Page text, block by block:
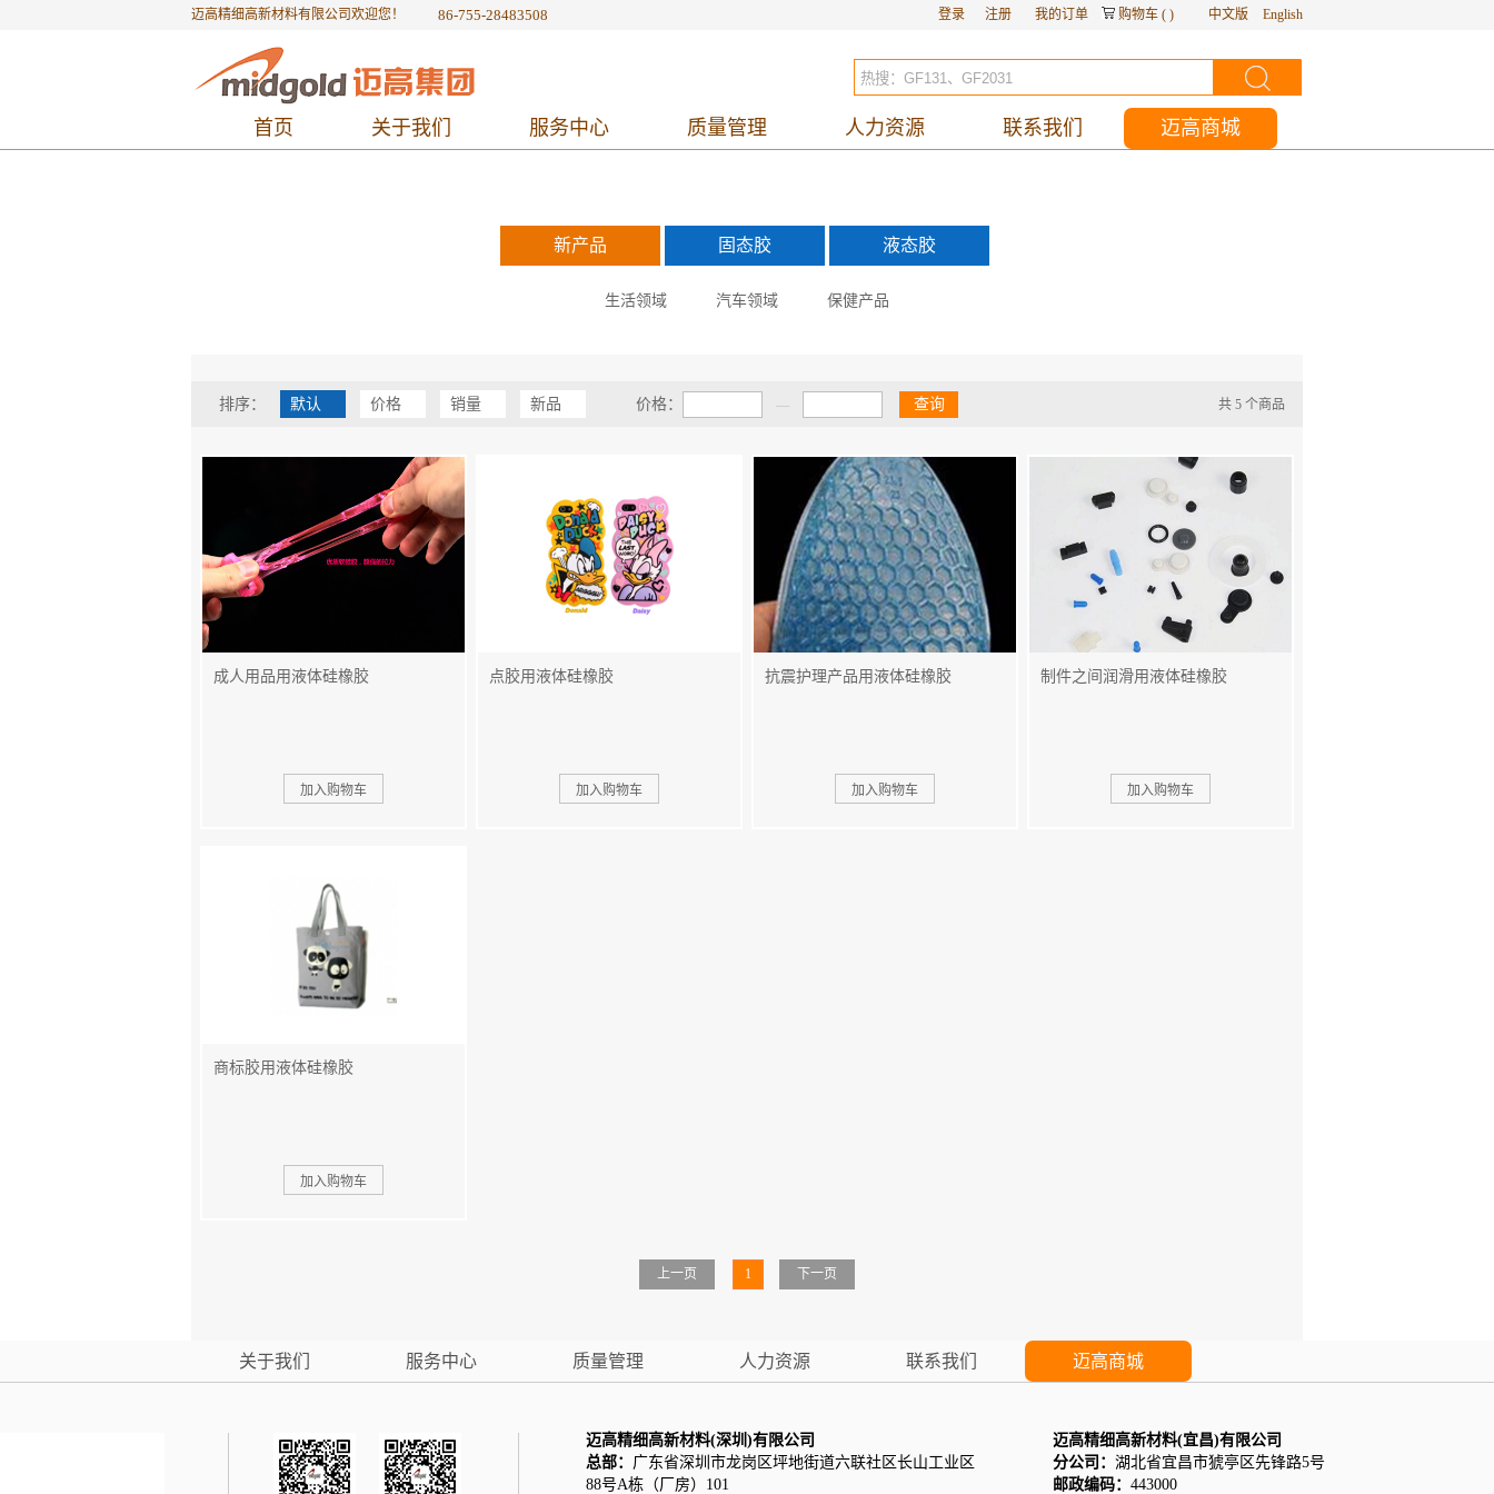
迈高精细高新材料有限公司欢迎您！ 86-755-28483508 中文版 English
购物车 ( )
我的订单
登录 注册
首页 关于我们 服务中心 质量管理 人力资源 联系我们 迈高商城
新产品
生活领域 汽车领域 保健产品
固态胶 液态胶
排序： 默认 价格 销量 新品 价格： — 查询 共 5 个商品
成人用品用液体硅橡胶 点胶用液体硅橡胶 抗震护理产品用液体硅橡胶 制件之间润滑用液体硅橡胶
商标胶用液体硅橡胶
上一页 1 下一页
关于我们 服务中心 质量管理 人力资源 联系我们 迈高商城
迈高精细高新材料(深圳)有限公司
总部： 广东省深圳市龙岗区坪地街道六联社区长山工业区
88号A栋（厂房）101
迈高精细高新材料(宜昌)有限公司
分公司： 湖北省宜昌市猇亭区先锋路5号
邮政编码： 443000